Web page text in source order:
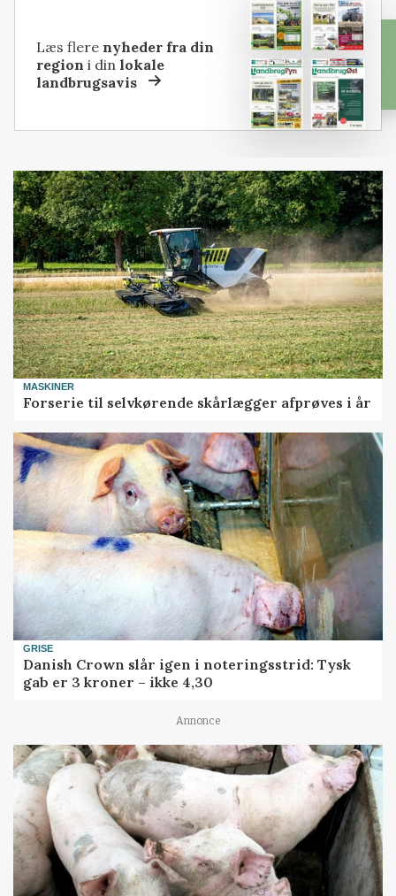
Læs flere nyheder fra din
region i dinlokale
landbrugsavis
MASKINER
Forserie til selvkørende skårlægger afprøves i år
GRISE
Danish Crown slår igen i noteringsstrid: Tysk
gab er 3 kroner – ikke 4,30
Annonce